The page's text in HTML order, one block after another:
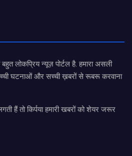
लोकप्रिय न्यूज़ पोर्टल है. हमारा असली
घटनाओं और सच्ची ख़बरों से रूबरू करवाना
हैं तो किर्पया हमारी खबरों को शेयर जरूर